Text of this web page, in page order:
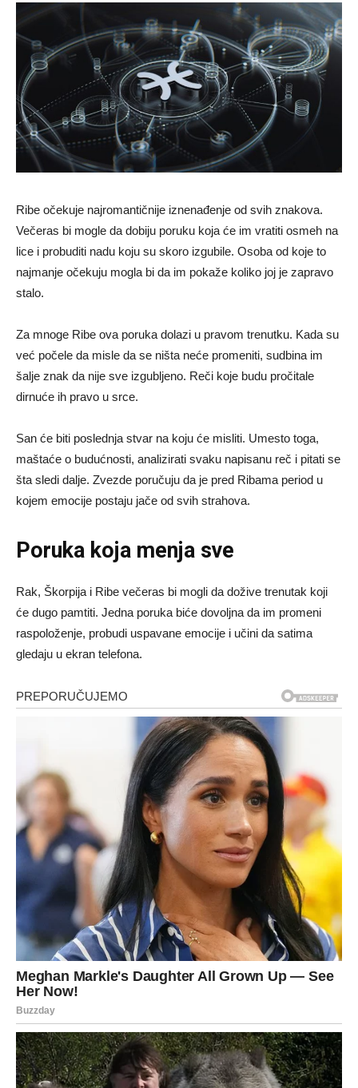
Ribe očekuje najromantičnije iznenađenje od svih znakova.
Večeras bi mogle da dobiju poruku koja će im vratiti osmeh na
lice i probuditi nadu koju su skoro izgubile. Osoba od koje to
najmanje očekuju mogla bi da im pokaže koliko joj je zapravo
stalo.
Za mnoge Ribe ova poruka dolazi u pravom trenutku. Kada su
već počele da misle da se ništa neće promeniti, sudbina im
šalje znak da nije sve izgubljeno. Reči koje budu pročitale
dirnuće ih pravo u srce.
San će biti poslednja stvar na koju će misliti. Umesto toga,
maštaće o budućnosti, analizirati svaku napisanu reč i pitati se
šta sledi dalje. Zvezde poručuju da je pred Ribama period u
kojem emocije postaju jače od svih strahova.
Poruka koja menja sve
Rak, Škorpija i Ribe večeras bi mogli da dožive trenutak koji
će dugo pamtiti. Jedna poruka biće dovoljna da im promeni
raspoloženje, probudi uspavane emocije i učini da satima
gledaju u ekran telefona.